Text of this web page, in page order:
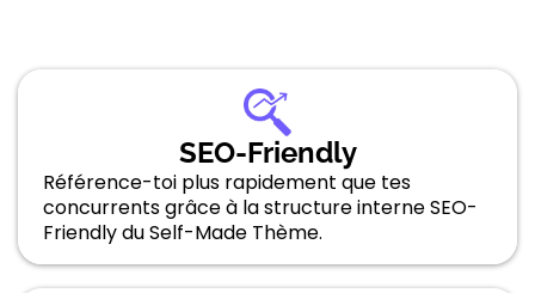
SEO-Friendly
Référence-toi plus rapidement que tes
concurrents grâce à la structure interne SEO-
Friendly du Self-Made Thème.